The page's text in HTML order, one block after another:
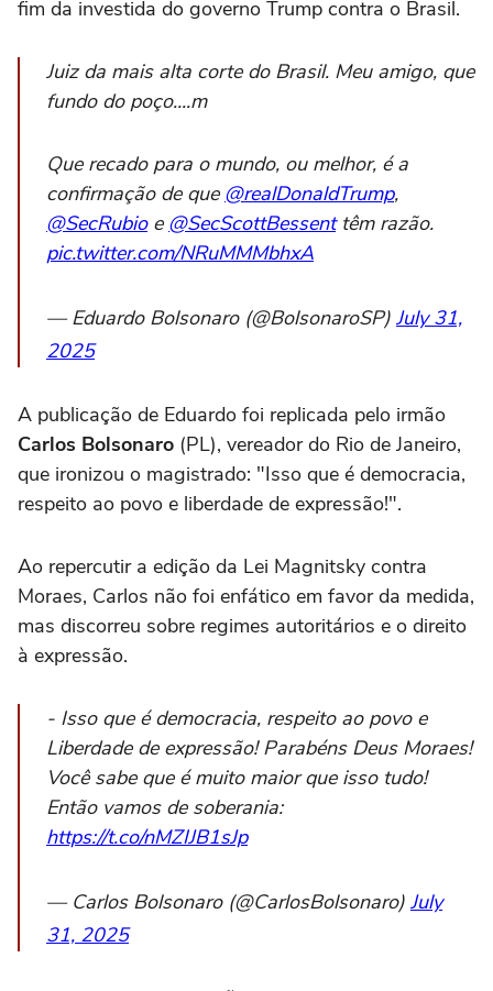
fim da investida do governo Trump contra o Brasil.
Juiz da mais alta corte do Brasil. Meu amigo, que
fundo do poço....m
Que recado para o mundo, ou melhor, é a
confirmação de que @realDonaldTrump,
@SecRubioe @SecScottBessenttêm razão.
pic.twitter.com/NRuMMMbhxA
— Eduardo Bolsonaro (@BolsonaroSP) July 31,
2025
A publicação de Eduardo foi replicada pelo irmão
Carlos Bolsonaro (PL), vereador do Rio de Janeiro,
que ironizou o magistrado: "Isso que é democracia,
respeito ao povo e liberdade de expressão!".
Ao repercutir a edição da Lei Magnitsky contra
Moraes, Carlos não foi enfático em favor da medida,
mas discorreu sobre regimes autoritários e o direito
à expressão.
- Isso que é democracia, respeito ao povo e
Liberdade de expressão! Parabéns Deus Moraes!
Você sabe que é muito maior que isso tudo!
Então vamos de soberania:
https://t.co/nMZIJB1sJp
— Carlos Bolsonaro (@CarlosBolsonaro) July
31, 2025